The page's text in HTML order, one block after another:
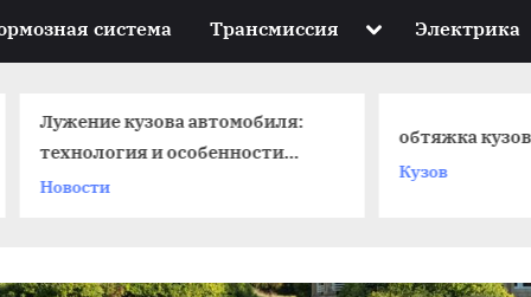
система Трансмиссия Toggle
menu
Электрика
кузова автомобиля:
и особенности
обтяжка кузова авто